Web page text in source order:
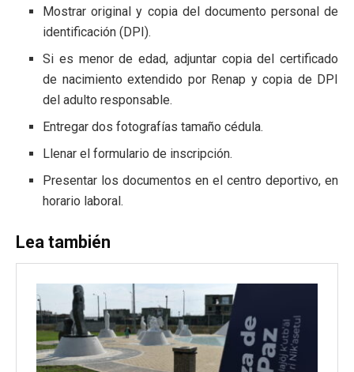
Mostrar original y copia del documento personal de
identificación (DPI).
Si es menor de edad, adjuntar copia del certificado
de nacimiento extendido por Renap y copia de DPI
del adulto responsable.
Entregar dos fotografías tamaño cédula.
Llenar el formulario de inscripción.
Presentar los documentos en el centro deportivo, en
horario laboral.
Lea también